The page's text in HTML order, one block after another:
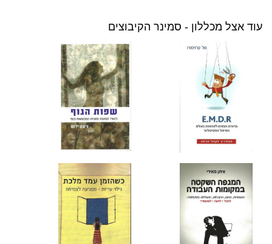
עוד אצל מכללון - סמינר הקיבוצים